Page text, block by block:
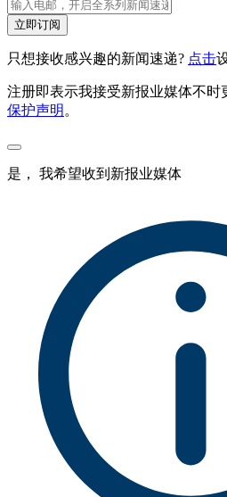
立即订阅
只想接收感兴趣的新闻速递? 点击
注册即表示我接受新报业媒体不时
保护声明 。
是， 我希望收到新报业媒体